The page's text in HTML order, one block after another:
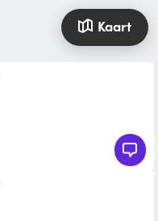
Kaart